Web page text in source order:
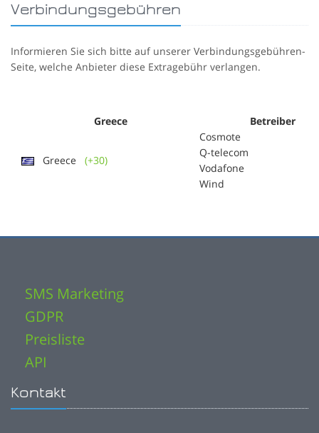
Verbindungsgebühren
Informieren Sie sich bitte auf unserer Verbindungsgebühren-
Seite, welche Anbieter diese Extragebühr verlangen.
Greece Betreiber
Greece (+30)
Cosmote
Q-telecom
Vodafone
Wind
SMS Marketing
GDPR
Preisliste
API
Kontakt